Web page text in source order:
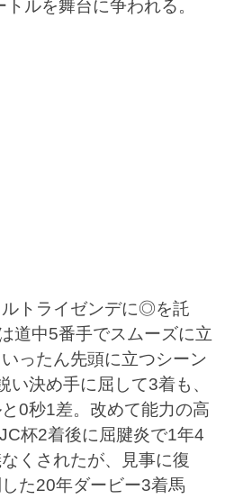
ルを舞台に争われる。
トライゼンデに◎を託
道中5番手でスムーズに立
ったん先頭に立つシーン
い決め手に屈して3着も、
0秒1差。改めて能力の高
杯2着後に屈腱炎で1年4
くされたが、見事に復
た20年ダービー3着馬